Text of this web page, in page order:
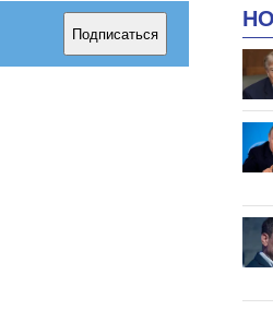
Подписаться